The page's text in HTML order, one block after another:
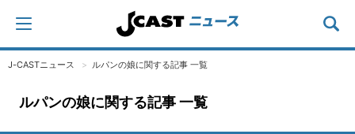
J-CASTニュース ルパンの娘に関する記事 一覧
ルパンの娘に関する記事 一覧